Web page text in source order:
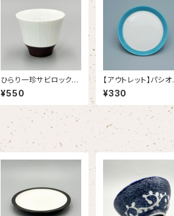
ひらり一珍サビロックカ
ップ【OUTLET】
¥550
【アウトレット】パシオ
シーサイドブルー １９.
ｃｍプレート（38/
6006B）
¥330